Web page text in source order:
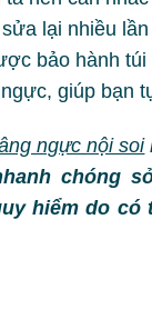
lại nhiều
bảo hành
giúp bạn
ngực nội soi
chóng
hiểm do